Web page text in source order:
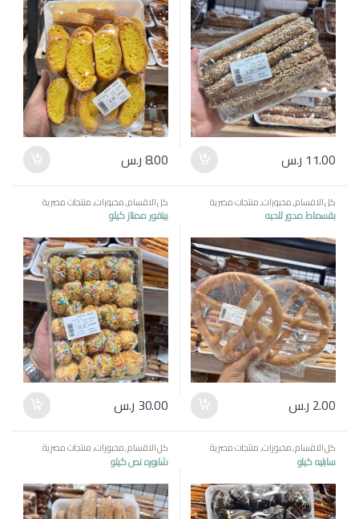
11.00 ر.س 8.00ر.س
كل الاقسام,مخبوزات,منتجات مصرية
بقسماط مدور للحبه
2.00 ر.س
كل الاقسام,مخبوزات,منتجات مصرية
بيتفور ممتاز كيلو
30.00 ر.س
كل الاقسام,مخبوزات,منتجات مصرية
سابليه كيلو
كل الاقسام,مخبوزات,منتجات مصرية
شابوره نص كيلو